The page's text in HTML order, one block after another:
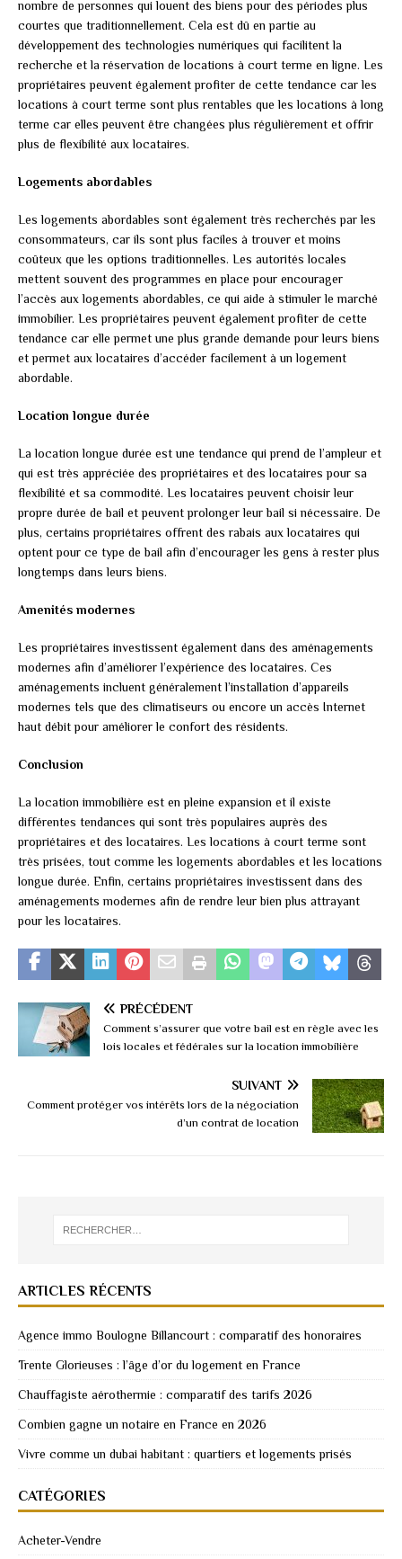
nombre de personnes qui louent des biens pour des périodes plus
courtes que traditionnellement. Cela est dû en partie au
développement des technologies numériques qui facilitent la
recherche et la réservation de locations à court terme en ligne. Les
propriétaires peuvent également profiter de cette tendance car les
locations à court terme sont plus rentables que les locations à long
terme car elles peuvent être changées plus régulièrement et offrir
plus de flexibilité aux locataires.
Logements abordables
Les logements abordables sont également très recherchés par les
consommateurs, car ils sont plus faciles à trouver et moins
coûteux que les options traditionnelles. Les autorités locales
mettent souvent des programmes en place pour encourager
l’accès aux logements abordables, ce qui aide à stimuler le marché
immobilier. Les propriétaires peuvent également profiter de cette
tendance car elle permet une plus grande demande pour leurs biens
et permet aux locataires d’accéder facilement à un logement
abordable.
Location longue durée
La location longue durée est une tendance qui prend de l’ampleur et
qui est très appréciée des propriétaires et des locataires pour sa
flexibilité et sa commodité. Les locataires peuvent choisir leur
propre durée de bail et peuvent prolonger leur bail si nécessaire. De
plus, certains propriétaires offrent des rabais aux locataires qui
optent pour ce type de bail afin d’encourager les gens à rester plus
longtemps dans leurs biens.
Amenités modernes
Les propriétaires investissent également dans des aménagements
modernes afin d’améliorer l’expérience des locataires. Ces
aménagements incluent généralement l’installation d’appareils
modernes tels que des climatiseurs ou encore un accès Internet
haut débit pour améliorer le confort des résidents.
Conclusion
La location immobilière est en pleine expansion et il existe
différentes tendances qui sont très populaires auprès des
propriétaires et des locataires. Les locations à court terme sont
très prisées, tout comme les logements abordables et les locations
longue durée. Enfin, certains propriétaires investissent dans des
aménagements modernes afin de rendre leur bien plus attrayant
pour les locataires.
PRÉCÉDENT
Comment s’assurer que votre bail est en règle avec les
lois locales et fédérales sur la location immobilière
SUIVANT
Comment protéger vos intérêts lors de la négociation
d’un contrat de location
ARTICLES RÉCENTS
Agence immo Boulogne Billancourt : comparatif des honoraires
Trente Glorieuses : l’âge d’or du logement en France
Chauffagiste aérothermie : comparatif des tarifs 2026
Combien gagne un notaire en France en 2026
Vivre comme un dubai habitant : quartiers et logements prisés
CATÉGORIES
Acheter-Vendre